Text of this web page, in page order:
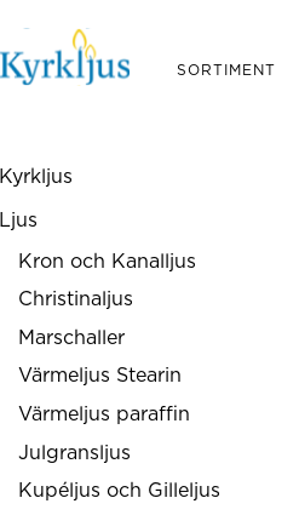
SORTIMENT
Kyrkljus
Ljus
Kron och Kanalljus
Christinaljus
Marschaller
Värmeljus Stearin
Värmeljus paraffin
Julgransljus
Kupéljus och Gilleljus